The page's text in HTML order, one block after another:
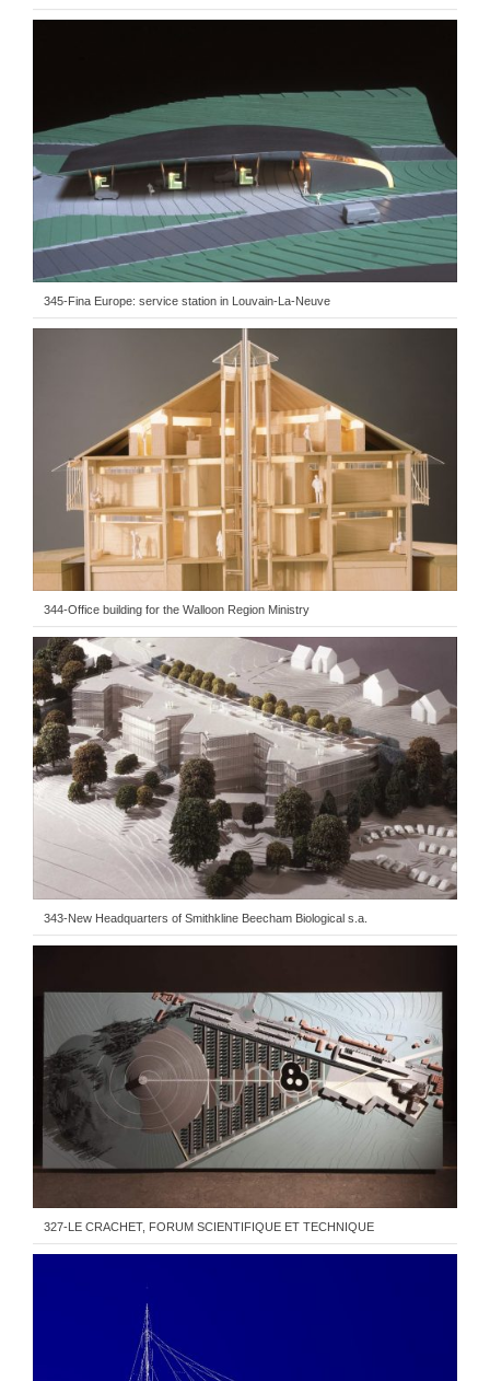
345-Fina Europe: service station in Louvain-La-Neuve
344-Office building for the Walloon Region Ministry
343-New Headquarters of Smithkline Beecham Biological s.a.
327-LE CRACHET, FORUM SCIENTIFIQUE ET TECHNIQUE